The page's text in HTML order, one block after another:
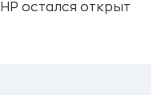
остался открыт